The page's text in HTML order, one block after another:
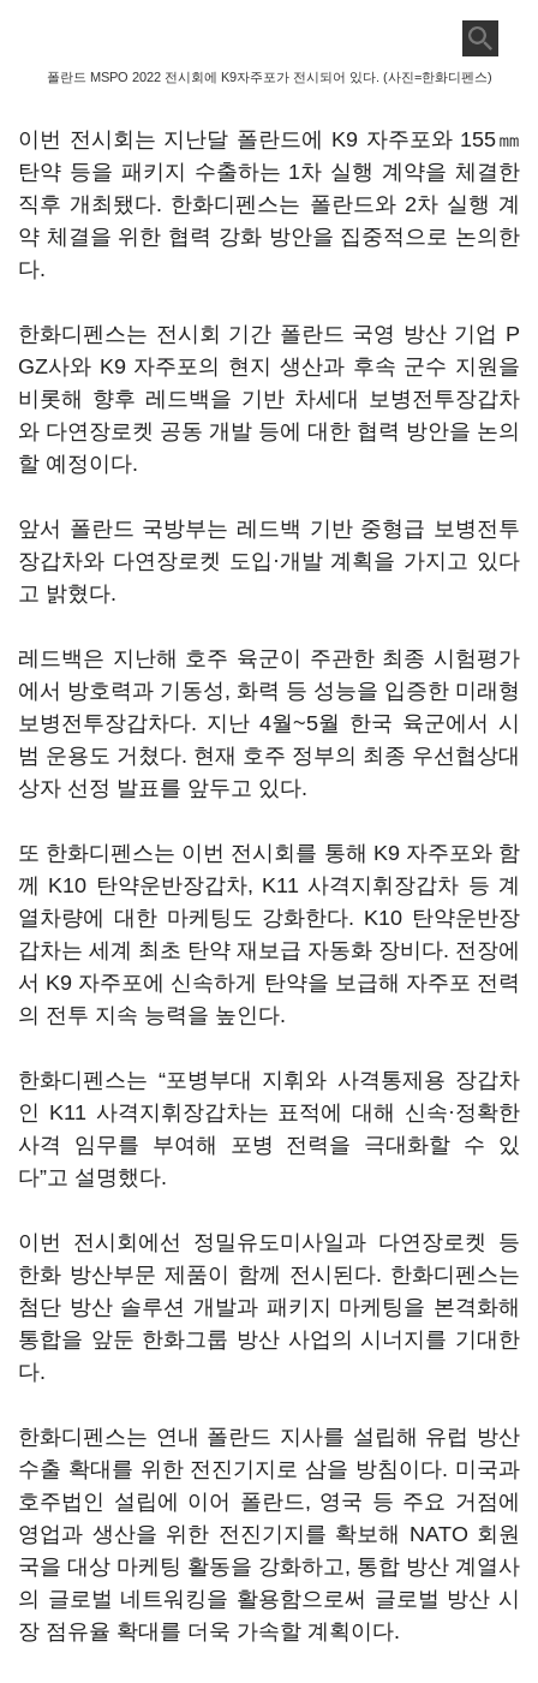
폴란드 MSPO 2022 전시회에 K9자주포가 전시되어 있다. (사진=한화디펜스)
이번 전시회는 지난달 폴란드에 K9 자주포와 155㎜
탄약 등을 패키지 수출하는 1차 실행 계약을 체결한
직후 개최됐다. 한화디펜스는 폴란드와 2차 실행 계
약 체결을 위한 협력 강화 방안을 집중적으로 논의한
다.
한화디펜스는 전시회 기간 폴란드 국영 방산 기업 P
GZ사와 K9 자주포의 현지 생산과 후속 군수 지원을
비롯해 향후 레드백을 기반 차세대 보병전투장갑차
와 다연장로켓 공동 개발 등에 대한 협력 방안을 논의
할 예정이다.
앞서 폴란드 국방부는 레드백 기반 중형급 보병전투
장갑차와 다연장로켓 도입·개발 계획을 가지고 있다
고 밝혔다.
레드백은 지난해 호주 육군이 주관한 최종 시험평가
에서 방호력과 기동성, 화력 등 성능을 입증한 미래형
보병전투장갑차다. 지난 4월~5월 한국 육군에서 시
범 운용도 거쳤다. 현재 호주 정부의 최종 우선협상대
상자 선정 발표를 앞두고 있다.
또 한화디펜스는 이번 전시회를 통해 K9 자주포와 함
께 K10 탄약운반장갑차, K11 사격지휘장갑차 등 계
열차량에 대한 마케팅도 강화한다. K10 탄약운반장
갑차는 세계 최초 탄약 재보급 자동화 장비다. 전장에
서 K9 자주포에 신속하게 탄약을 보급해 자주포 전력
의 전투 지속 능력을 높인다.
한화디펜스는 “포병부대 지휘와 사격통제용 장갑차
인 K11 사격지휘장갑차는 표적에 대해 신속·정확한
사격 임무를 부여해 포병 전력을 극대화할 수 있
다”고 설명했다.
이번 전시회에선 정밀유도미사일과 다연장로켓 등
한화 방산부문 제품이 함께 전시된다. 한화디펜스는
첨단 방산 솔루션 개발과 패키지 마케팅을 본격화해
통합을 앞둔 한화그룹 방산 사업의 시너지를 기대한
다.
한화디펜스는 연내 폴란드 지사를 설립해 유럽 방산
수출 확대를 위한 전진기지로 삼을 방침이다. 미국과
호주법인 설립에 이어 폴란드, 영국 등 주요 거점에
영업과 생산을 위한 전진기지를 확보해 NATO 회원
국을 대상 마케팅 활동을 강화하고, 통합 방산 계열사
의 글로벌 네트워킹을 활용함으로써 글로벌 방산 시
장 점유율 확대를 더욱 가속할 계획이다.